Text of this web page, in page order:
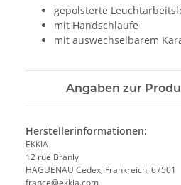
gepolsterte
mit Handschlaufe
mit auswechselbarem
Angaben zur
Herstellerinformationen:
EKKIA
12 rue Branly
HAGUENAU Cedex, Frankreich, 67501
france@ekkia.com